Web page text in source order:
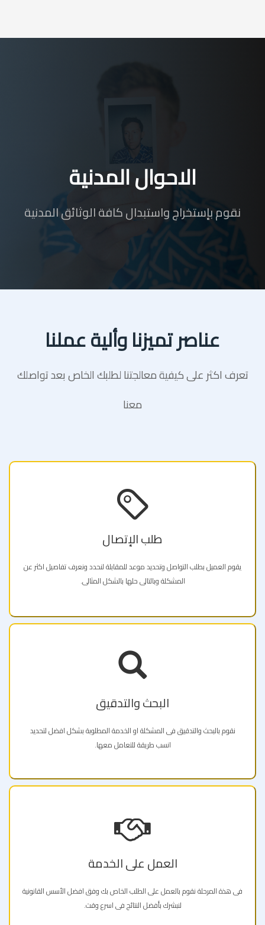
الاحوال المدنية
نقوم بإستخراج واستبدال كافة الوثائق المدنية
عناصر تميزنا وألية عملنا
تعرف اكثر على كيفية معالجتنا لطلبك الخاص بعد تواصلك
معنا
طلب الإتصال
يقوم العميل بطلب التواصل وتحديد موعد للمقابلة لنحدد ونعرف تفاصيل اكثر عن
المشكلة وبالتالى حلها بالشكل المثالى.
البحث والتدقيق
نقوم بالبحث والتدقيق فى المشكلة او الخدمة المطلوبة بشكل افضل لتحديد
انسب طريقة للتعامل معها.
العمل على الخدمة
فى هذة المرحلة نقوم بالعمل على الطلب الخاص بك وفق افضل الأسس القانونية
لنبشرك بأفضل النتائج فى اسرع وقت.